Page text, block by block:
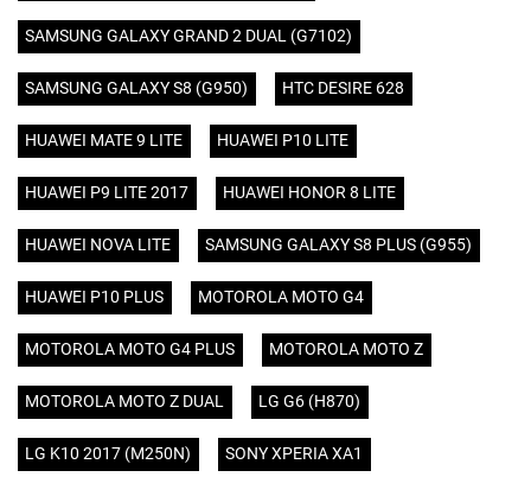
SAMSUNG GALAXY GRAND 2 DUAL (G7102)
SAMSUNG GALAXY S8 (G950) HTC DESIRE 628
HUAWEI MATE 9 LITE HUAWEI P10 LITE
HUAWEI P9 LITE 2017 HUAWEI HONOR 8 LITE
HUAWEI NOVA LITE SAMSUNG GALAXY S8 PLUS (G955)
HUAWEI P10 PLUS MOTOROLA MOTO G4
MOTOROLA MOTO G4 PLUS MOTOROLA MOTO Z
MOTOROLA MOTO Z DUAL LG G6 (H870)
LG K10 2017 (M250N) SONY XPERIA XA1